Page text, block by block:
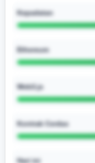
Kepadatan
Ethereum
Web3.js
Kontrak Cerdas
Hari ini